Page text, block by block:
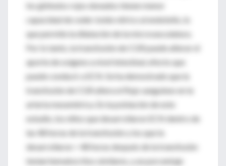
los glóbulos rojos donados tienen menor
capacidad de ceder óxido nítrico al endotelio, lo
que permite la dilatación de la microvasculatura.
Por lo tanto, la transfusión de CGR puede alterar el
aporte de oxígeno a nivel intestinal, efecto que
puede conducir a ECN. Se ha demostrado que la
transfusión de CGR altera el flujo sanguíneo en la
arteria mesentérica. En la población de este
estudio, los niños que desarrollaron ECN dentro de
las 48 horas de la transfusión y los que la
desarrollaron > 48 horas después de la transfusión
tenían hematocritos similares, y un porcentaje